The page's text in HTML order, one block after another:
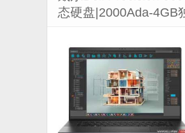
态硬盘|2000Ada-4GB